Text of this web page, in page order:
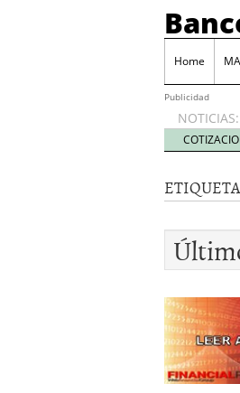
Home
Publicidad
NOTICIAS: